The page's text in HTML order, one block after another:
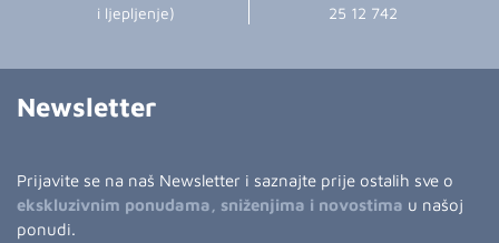
i ljepljenje)
25 12 742
Newsletter
Prijavite se na naš Newsletter i saznajte prije ostalih sve o
ekskluzivnim ponudama, sniženjima i novostima u našoj
ponudi.